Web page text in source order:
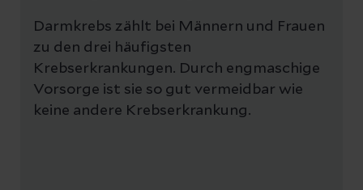
Darmkrebs zählt bei Männern und Frauen
zu den drei häufigsten
Krebserkrankungen. Durch engmaschige
Vorsorge ist sie so gut vermeidbar wie
keine andere Krebserkrankung.